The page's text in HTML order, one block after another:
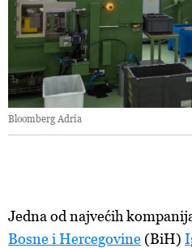
Bloomberg Adria
Jedna od najvećih
Bosne i Hercegovine (BiH)